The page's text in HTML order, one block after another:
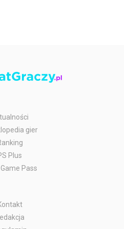
gier
Plus
Pass